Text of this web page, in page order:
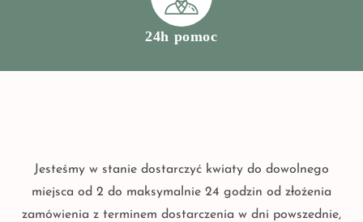
24h pomoc
Jesteśmy w stanie dostarczyć kwiaty do dowolnego
miejsca od 2 do maksymalnie 24 godzin od złożenia
zamówienia z terminem dostarczenia w dni powszednie,